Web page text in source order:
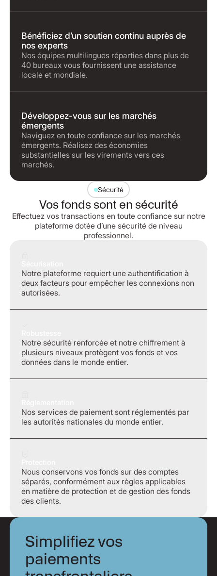
Bénéficiez d’un soutien continu auprès de
nos experts
Nos équipes multilingues réparties dans plus de
40 bureaux vous fournissent une assistance
locale et mondiale.
Développez-vous sur les marchés
émergents
Naviguez en toute confiance sur les marchés
émergents. Réalisez des économies
substantielles sur les virements vers ces
marchés.
Sécurité
Vos fonds sont en sécurité
Effectuez vos transactions en toute confiance sur notre
plateforme dotée d’une sécurité de niveau
professionnel.
Notre plateforme requiert une authentification à
deux facteurs pour empêcher les connexions non
autorisées.
Notre sécurité renforcée et notre chiffrement à
plusieurs niveaux protègent vos fonds et vos
données dans le monde entier.
Nos services de paiement sont réglementés par
les autorités nationales du monde entier.
Nous conservons vos fonds sur des comptes
séparés, conformément aux règles applicables
en matière de protection et de gestion des fonds
des clients.
Simplifiez vos
paiements